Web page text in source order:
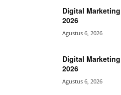
Digital
2026
Agustus 6, 2026
Digital
2026
Agustus 6, 2026